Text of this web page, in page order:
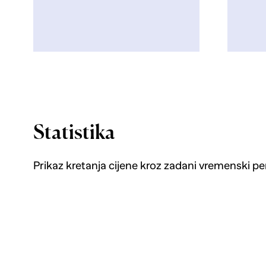
Statistika
Prikaz kretanja cijene kroz zadani vremenski